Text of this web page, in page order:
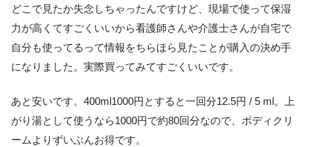
どこで見たか失念しちゃったんですけど、現場で使って保湿
力が高くてすごくいいから看護師さんや介護士さんが自宅で
自分も使ってるって情報をちらほら見たことが購入の決め手
になりました。実際買ってみてすごくいいです。
あと安いです。400ml1000円とすると一回分12.5円 / 5 ml。上
がり湯として使うなら1000円で約80回分なので、ボディクリ
ームよりずいぶんお得です。